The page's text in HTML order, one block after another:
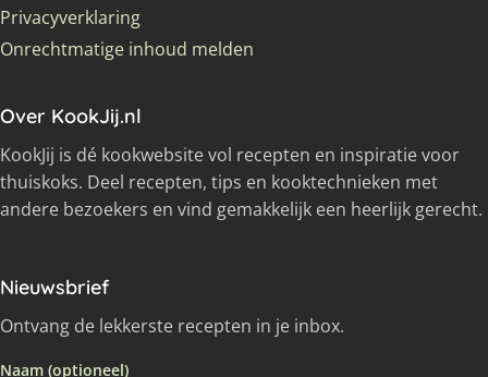
Privacyverklaring
Onrechtmatige inhoud melden
Over KookJij.nl
KookJij is dé kookwebsite vol recepten en inspiratie voor
thuiskoks. Deel recepten, tips en kooktechnieken met
andere bezoekers en vind gemakkelijk een heerlijk gerecht.
Nieuwsbrief
Ontvang de lekkerste recepten in je inbox.
Naam (optioneel)